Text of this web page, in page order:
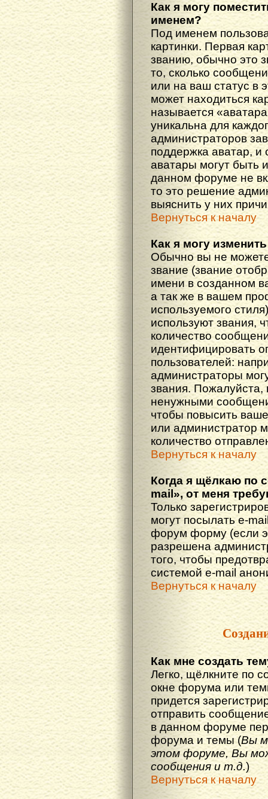
Как я могу
именем?
Под именем
картинки. Первая
званию, обычно это
то, сколько
или на ваш статус в
может находиться
называется
уникальна для
администраторов
поддержка аватар, и
аватары могут быть
данном форуме не
то это решение
выяснить у них
Вернуться к началу
Как я могу
Обычно вы не
звание (звание
имени в созданном
а так же в вашем
используемого
используют звания,
количество
идентифицировать
пользователей:
администраторы
звания.
ненужными
чтобы повысить
или администратор
количество
Вернуться к началу
Когда я щёлкаю по
mail», от меня
Только
могут посылать e-
форум форму (если
разрешена
того, чтобы
системой e-mail
Вернуться к началу
Как мне создать
Легко, щёлкните по
окне форума или
придется
отправить
в данном форуме
форума и темы (Вы
этом форуме, Вы
сообщения и т.д.)
Вернуться к началу